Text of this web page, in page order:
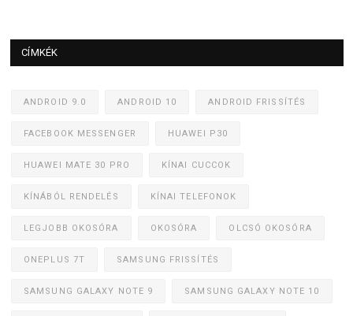
CÍMKÉK
ANDROID 9.0 ANDROID 10 ANDROID FRISSÍTÉS
FACEBOOK MESSENGER HUAWEI P30
HUAWEI MATE 30 PRO KÍNAI CUCCOK
KÍNÁBÓL RENDELÉS KÍNAI TELEFONOK
LEGJOBB OKOSÓRA OKOSÓRA OLCSÓ OKOSÓRA
ONEPLUS 7T SAMSUNG FRISSÍTÉS
SAMSUNG GALAXY NOTE 9 SAMSUNG GALAXY NOTE 10